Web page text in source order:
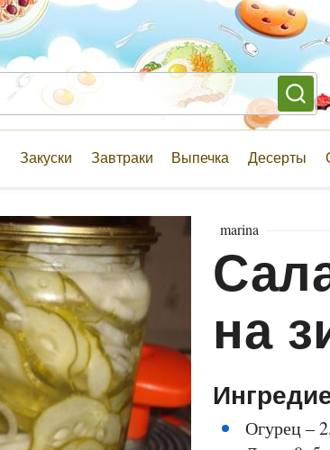
Закуски Завтраки Выпечка Десерты
marina
на
Огурец –